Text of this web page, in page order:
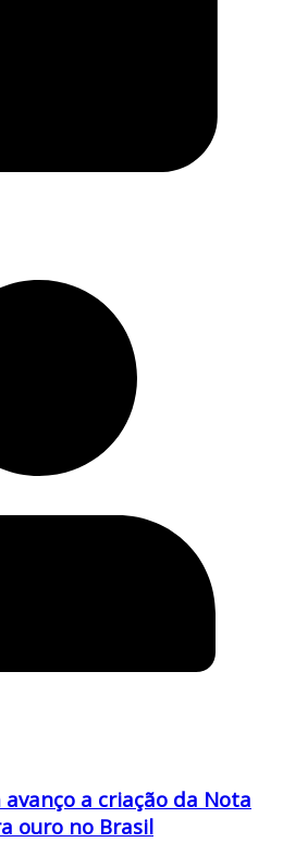
a criação da Nota
ouro no Brasil